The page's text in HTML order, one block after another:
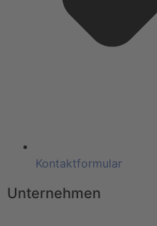
Kontaktformular
Unternehmen